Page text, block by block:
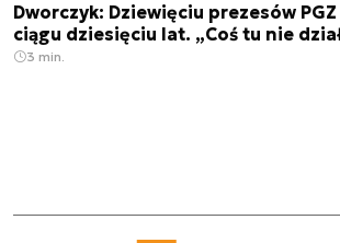
Dworczyk: Dziewięciu prezesów PGZ
ciągu dziesięciu lat. „Coś tu nie
3 min.